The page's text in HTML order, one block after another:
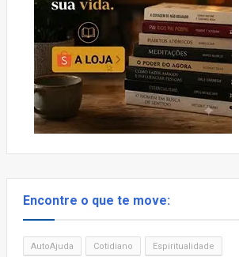
Encontre o que te move:
AutoAjuda Cotidiano Espiritualidade